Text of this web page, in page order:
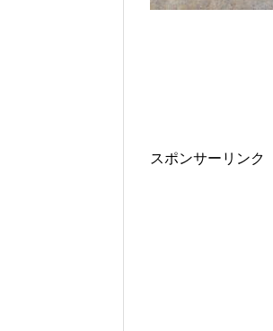
スポンサーリンク